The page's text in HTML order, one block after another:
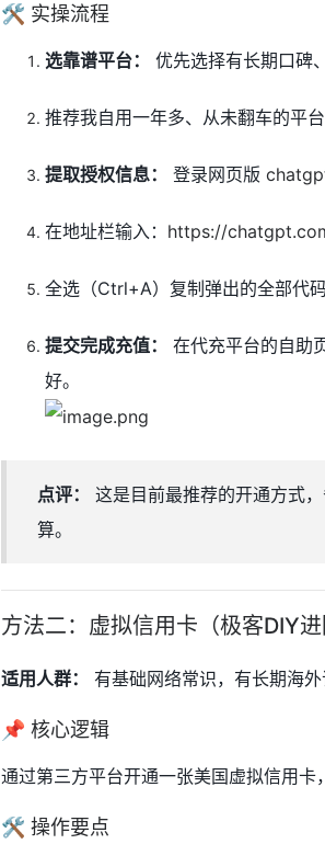
🛠️ 实操流程
选靠谱平台： 优先选择有长期口碑
推荐我自用一年多、从未翻车的平
提取授权信息： 登录网页版
在地址栏输入： https://
全选（Ctrl+A）复制弹出的全部代码
提交完成充值：
在代充平台的自助
好。
点评：
这是目前最推荐的开通方式
算。
方法二：虚拟信用卡（极客DIY进
适用人群： 有基础网络常识，有长期海
📌 核心逻辑
通过第三方平台开通一张美国虚拟信用
🛠️ 操作要点